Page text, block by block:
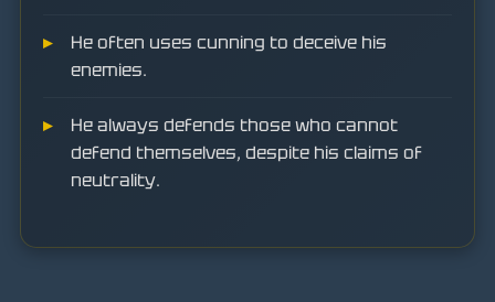
He often uses cunning to deceive his
enemies.
He always defends those who cannot
defend themselves, despite his claims of
neutrality.